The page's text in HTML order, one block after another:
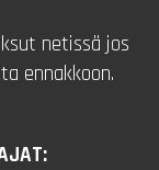
netissä jos
ennakkoon.